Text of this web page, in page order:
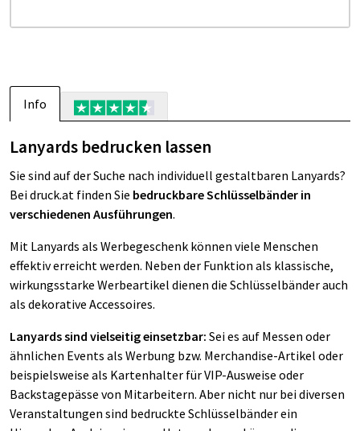
Info
Lanyards bedrucken lassen
Sie sind auf der Suche nach individuell gestaltbaren Lanyards?
Bei druck.at finden Sie bedruckbare Schlüsselbänder in
verschiedenen Ausführungen.
Mit Lanyards als Werbegeschenk können viele Menschen
effektiv erreicht werden. Neben der Funktion als klassische,
wirkungsstarke Werbeartikel dienen die Schlüsselbänder auch
als dekorative Accessoires.
Lanyards sind vielseitig einsetzbar: Sei es auf Messen oder
ähnlichen Events als Werbung bzw. Merchandise-Artikel oder
beispielsweise als Kartenhalter für VIP-Ausweise oder
Backstagepässe von Mitarbeitern. Aber nicht nur bei diversen
Veranstaltungen sind bedruckte Schlüsselbänder ein